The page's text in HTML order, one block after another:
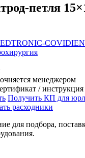
петля
COVIDIEN
менеджером
/ инструкция
Получить КП для
расходники
для подбора,